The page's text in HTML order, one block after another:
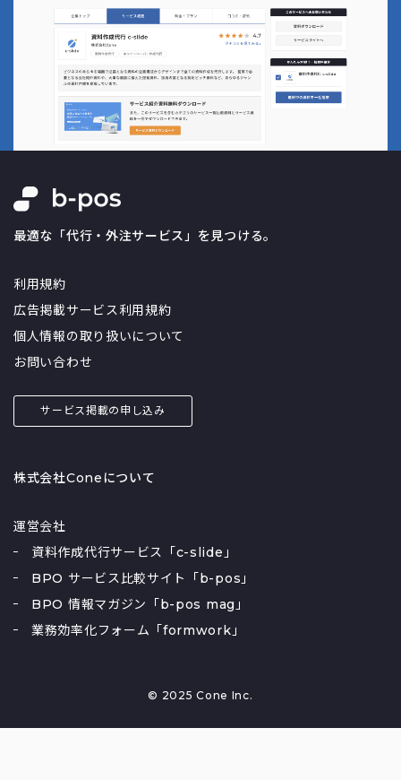
最適な「代行・外注サービス」を見つける。
利用規約
広告掲載サービス利用規約
個人情報の取り扱いについて
お問い合わせ
サービス掲載の申し込み
株式会社Coneについて
運営会社
資料作成代行サービス「c-slide」
BPO サービス比較サイト「b-pos」
BPO 情報マガジン「b-pos mag」
業務効率化フォーム「formwork」
© 2025 Cone Inc.